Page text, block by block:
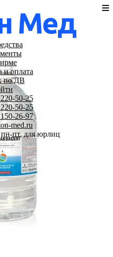
и оплата
по ДВ
50-25
50-25
26-97
med.ru
пт, для юрлиц